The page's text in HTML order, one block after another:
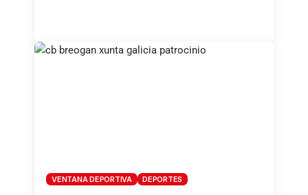
VENTANA DEPORTIVA DEPORTES